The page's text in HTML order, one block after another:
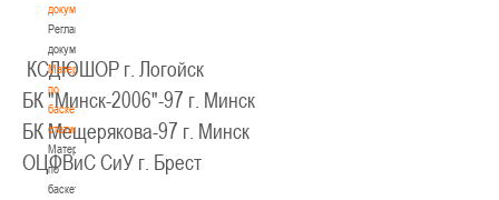
документы
Регламентирующие
документы
Материалы
по
баскетбольной
статистике
Материалы
по
баскетбольной
КСДЮШОР г. Логойск
БК "Минск-2006"-97 г. Минск
БК Мещерякова-97 г. Минск
ОЦФВиС СиУ г. Брест